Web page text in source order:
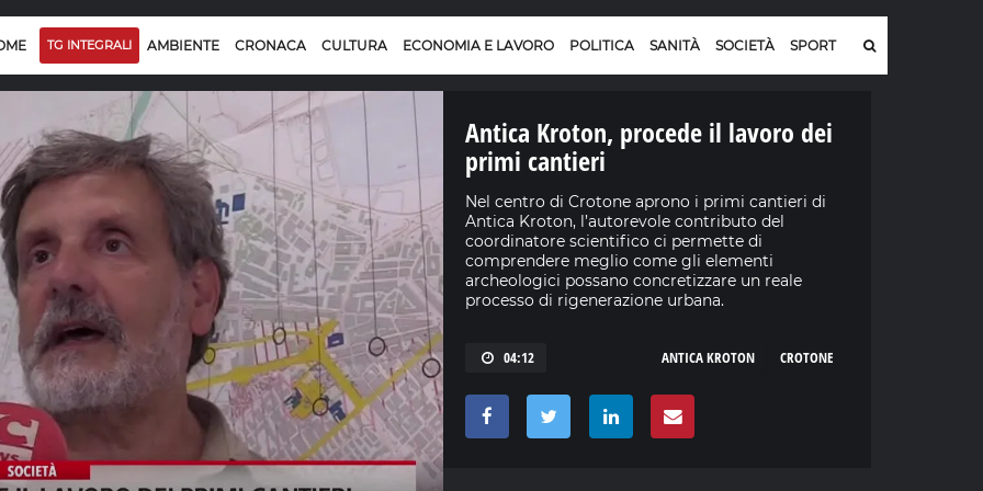
TG INTEGRALI AMBIENTE CRONACA CULTURA ECONOMIA E LAVORO POLITICA SANITÀ SOCIETÀ SPORT
Antica Kroton, procede il lavoro dei
primi cantieri
Nel centro di Crotone aprono i primi cantieri di
Antica Kroton, l’autorevole contributo del
coordinatore scientifico ci permette di
comprendere meglio come gli elementi
archeologici possano concretizzare un reale
processo di rigenerazione urbana.
04:12 CROTONE
ANTICA KROTON